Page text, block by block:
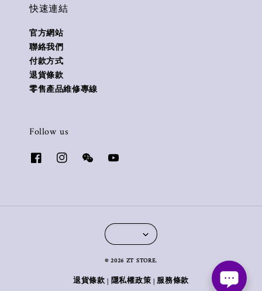
快速連結
官方網站
聯絡我們
付款方式
退貨條款
零售產品維修專線
Follow us
© 2026 ZT STORE.
退貨條款| 隱私權政策 |服務條款